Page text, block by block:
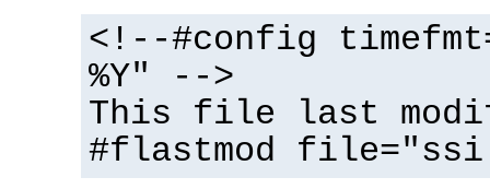
<!--#config
%Y" -->
This file last
#flastmod